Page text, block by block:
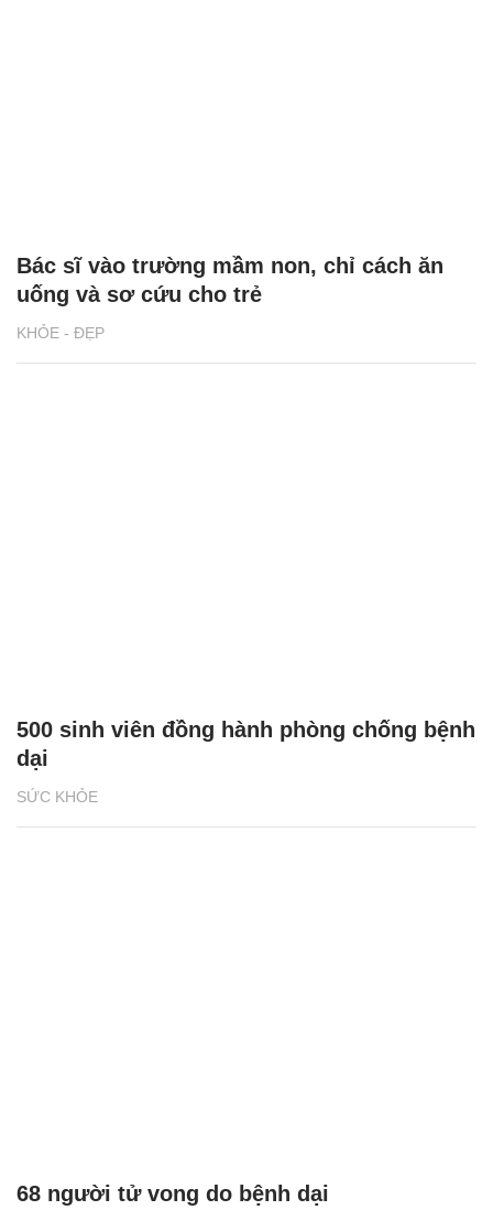
KHỎE - ĐẸP
Bác sĩ vào trường mầm non, chỉ cách ăn
uống và sơ cứu cho trẻ
SỨC KHỎE
500 sinh viên đồng hành phòng chống bệnh
dại
68 người tử vong do bệnh dại